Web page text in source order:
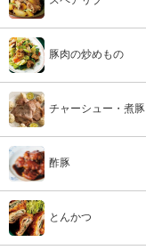
豚肉の炒めもの
チャーシュー・煮豚
酢豚
とんかつ